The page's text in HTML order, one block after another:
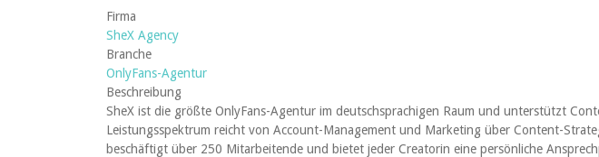
Firma
SheX Agency
Branche
OnlyFans-Agentur
Beschreibung
SheX ist die größte OnlyFans-Agentur im deutschsprachigen Raum und unterstützt
Leistungsspektrum reicht von Account-Management und Marketing über Content-
beschäftigt über 250 Mitarbeitende und bietet jeder Creatorin eine persönliche